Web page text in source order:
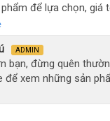
để lựa chọn, giá
ADMIN
bạn, đừng quên
để xem những sản